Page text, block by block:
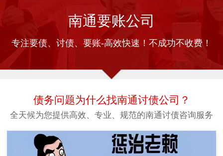
南通要账公司
专注要债、讨债、要账-高效快速！不成功不收费！
债务问题为什么找南通讨债公司？
全天候为您提供高效、专业、规范的南通讨债咨询服务